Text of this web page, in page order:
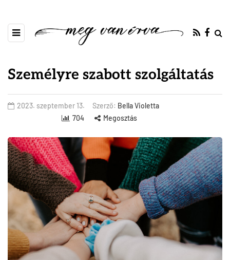
Személyre szabott szolgáltatás
2023. szeptember 13. Szerző: Bella Violetta
704
Megosztás